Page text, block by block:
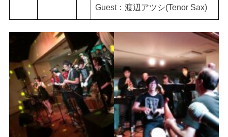
Guest：渡辺アツシ(Tenor Sax)